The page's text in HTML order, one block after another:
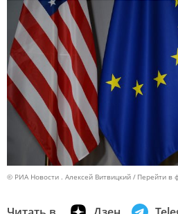
© РИА Новости . Алексей Витвицкий Перейти в